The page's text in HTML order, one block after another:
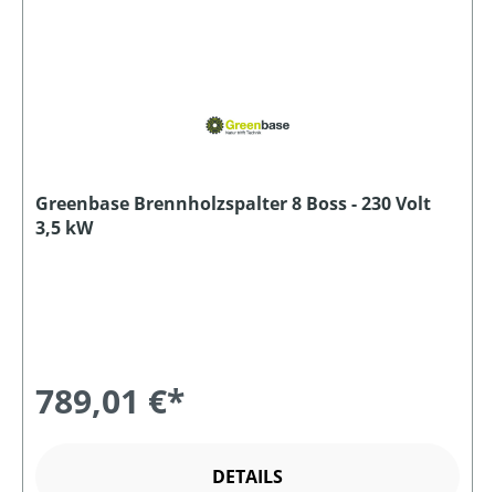
Greenbase Brennholzspalter 8 Boss - 230 Volt
3,5 kW
789,01 €*
DETAILS